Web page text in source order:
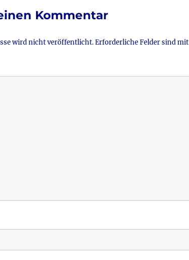
o
k
Kommentar
wird nicht veröffentlicht.Erforderliche Felder sind mit